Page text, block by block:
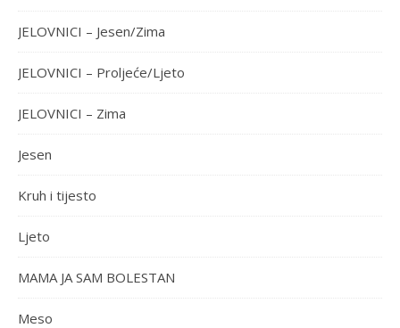
JELOVNICI – Jesen/Zima
JELOVNICI – Proljeće/Ljeto
JELOVNICI – Zima
Jesen
Kruh i tijesto
Ljeto
MAMA JA SAM BOLESTAN
Meso